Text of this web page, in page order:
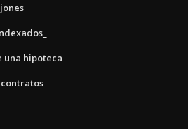
una hipoteca